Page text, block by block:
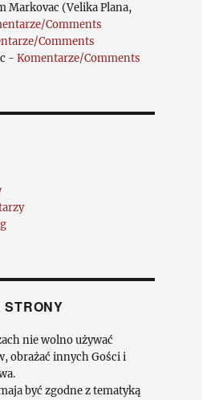
Markovac (Velika Plana,
Comments
Comments
-Komentarze/Comments
STRONY
nie wolno używać
obrażać innych Gości i
być zgodne z tematyką